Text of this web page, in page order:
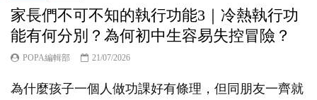
家長們不可不知的執行功能3｜冷熱執行功
能有何分別？為何初中生容易失控冒險？
POPA編輯部 21/07/2026
為什麼孩子一個人做功課好有條理，但同朋友一齊就